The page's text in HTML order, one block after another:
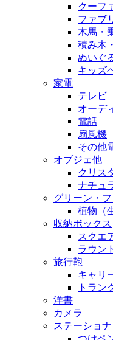
クーフ
ファブ
木馬・
積み木
ぬいぐ
キッズ
家電
テレビ
オーデ
電話
扇風機
その他
オブジェ他
クリス
ナチュ
グリーン・
植物（
収納ボックス
スクエ
ラウン
旅行鞄
キャリ
トラン
洋書
カメラ
ステーショ